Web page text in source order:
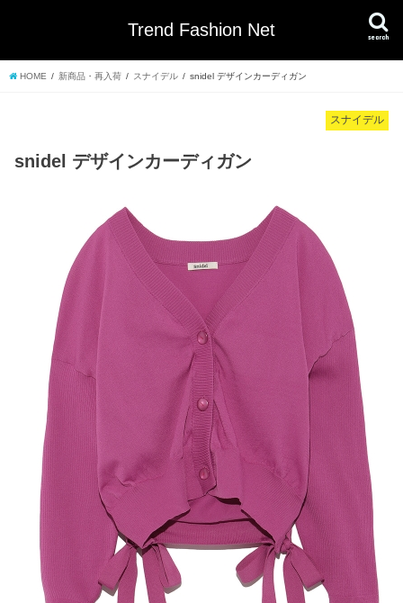
Trend Fashion Net search
HOME 新商品・再入荷 スナイデル snidel デザインカーディガン
スナイデル
snidel デザインカーディガン